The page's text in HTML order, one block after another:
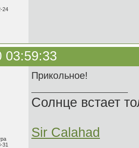
24
03:59:33
31
Прикольное!
Солнце встает
Sir Calahad